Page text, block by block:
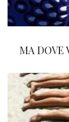
MA DOVE